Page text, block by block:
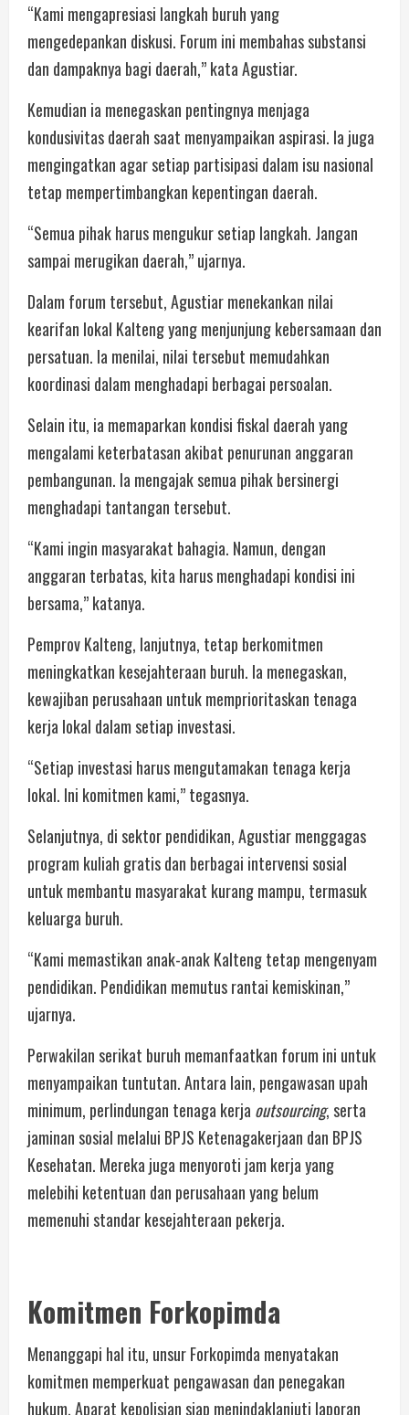
“Kami mengapresiasi langkah buruh yang
mengedepankan diskusi. Forum ini membahas substansi
dan dampaknya bagi daerah,” kata Agustiar.
Kemudian ia menegaskan pentingnya menjaga
kondusivitas daerah saat menyampaikan aspirasi. Ia juga
mengingatkan agar setiap partisipasi dalam isu nasional
tetap mempertimbangkan kepentingan daerah.
“Semua pihak harus mengukur setiap langkah. Jangan
sampai merugikan daerah,” ujarnya.
Dalam forum tersebut, Agustiar menekankan nilai
kearifan lokal Kalteng yang menjunjung kebersamaan dan
persatuan. Ia menilai, nilai tersebut memudahkan
koordinasi dalam menghadapi berbagai persoalan.
Selain itu, ia memaparkan kondisi fiskal daerah yang
mengalami keterbatasan akibat penurunan anggaran
pembangunan. Ia mengajak semua pihak bersinergi
menghadapi tantangan tersebut.
“Kami ingin masyarakat bahagia. Namun, dengan
anggaran terbatas, kita harus menghadapi kondisi ini
bersama,” katanya.
Pemprov Kalteng, lanjutnya, tetap berkomitmen
meningkatkan kesejahteraan buruh. Ia menegaskan,
kewajiban perusahaan untuk memprioritaskan tenaga
kerja lokal dalam setiap investasi.
“Setiap investasi harus mengutamakan tenaga kerja
lokal. Ini komitmen kami,” tegasnya.
Selanjutnya, di sektor pendidikan, Agustiar menggagas
program kuliah gratis dan berbagai intervensi sosial
untuk membantu masyarakat kurang mampu, termasuk
keluarga buruh.
“Kami memastikan anak-anak Kalteng tetap mengenyam
pendidikan. Pendidikan memutus rantai kemiskinan,”
ujarnya.
Perwakilan serikat buruh memanfaatkan forum ini untuk
menyampaikan tuntutan. Antara lain, pengawasan upah
minimum, perlindungan tenaga kerja outsourcing, serta
jaminan sosial melalui BPJS Ketenagakerjaan dan BPJS
Kesehatan. Mereka juga menyoroti jam kerja yang
melebihi ketentuan dan perusahaan yang belum
memenuhi standar kesejahteraan pekerja.
Komitmen Forkopimda
Menanggapi hal itu, unsur Forkopimda menyatakan
komitmen memperkuat pengawasan dan penegakan
hukum. Aparat kepolisian siap menindaklanjuti laporan